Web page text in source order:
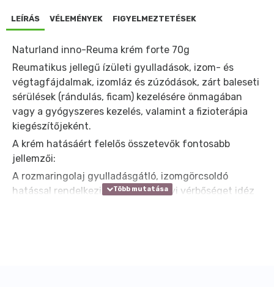
LEÍRÁS VÉLEMÉNYEK FIGYELMEZTETÉSEK
Naturland inno-Reuma krém forte 70g
Reumatikus jellegű ízületi gyulladások, izom- és
végtagfájdalmak, izomláz és zúzódások, zárt baleseti
sérülések (rándulás, ficam) kezelésére önmagában
vagy a gyógyszeres kezelés, valamint a fizioterápia
kiegészítőjeként.
A krém hatásáért felelős összetevők fontosabb
jellemzői:
A rozmaringolaj gyulladásgátló, izomgörcsoldó
hatással rendelkezik. A kámfor helyi vérbőséget idéz